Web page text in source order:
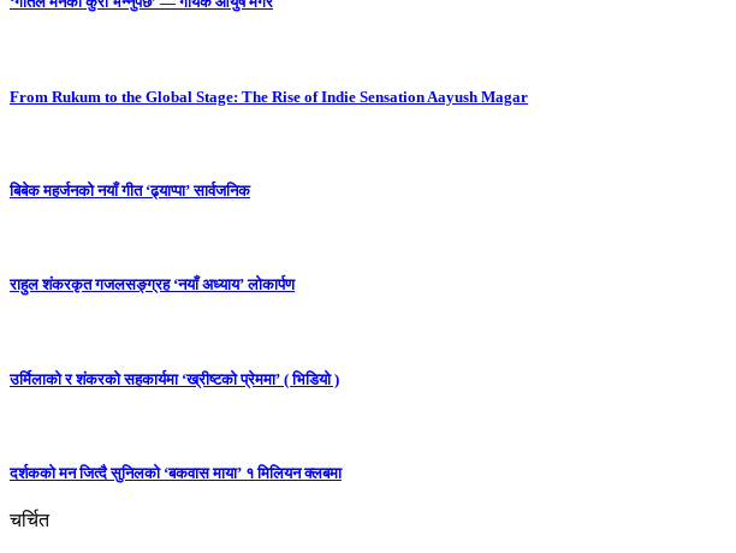
From Rukum to the Global Stage: The Rise of Indie Sensation Aayush Magar
बिबेक महर्जनको नयाँ गीत ‘ढ्याप्पा’ सार्वजनिक
राहुल शंकरकृत गजलसङ्ग्रह ‘नयाँ अध्याय’ लोकार्पण
उर्मिलाको र शंकरको सहकार्यमा ‘ख्रीष्टको प्रेममा’ ( भिडियो )
दर्शकको मन जित्दै सुनिलको ‘बकवास माया’ १ मिलियन क्लबमा
चर्चित